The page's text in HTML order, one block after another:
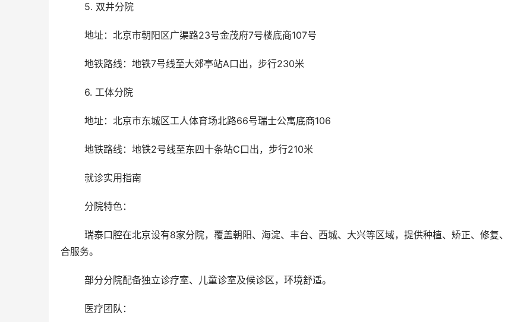
	5. 双井分院
	地址：北京市朝阳区广渠路23号金茂府7号楼底商107号
	地铁路线：地铁7号线至大郊亭站A口出，步行230米
	6. 工体分院
	地址：北京市东城区工人体育场北路66号瑞士公寓底商106
	地铁路线：地铁2号线至东四十条站C口出，步行210米
	就诊实用指南
	分院特色：
合服务。
	部分分院配备独立诊疗室、儿童诊室及候诊区，环境舒适。
	医疗团队：